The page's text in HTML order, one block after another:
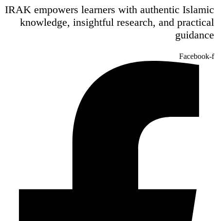
IRAK empowers learners with authentic Islamic
knowledge, insightful research, and practical
guidance
Facebook-f